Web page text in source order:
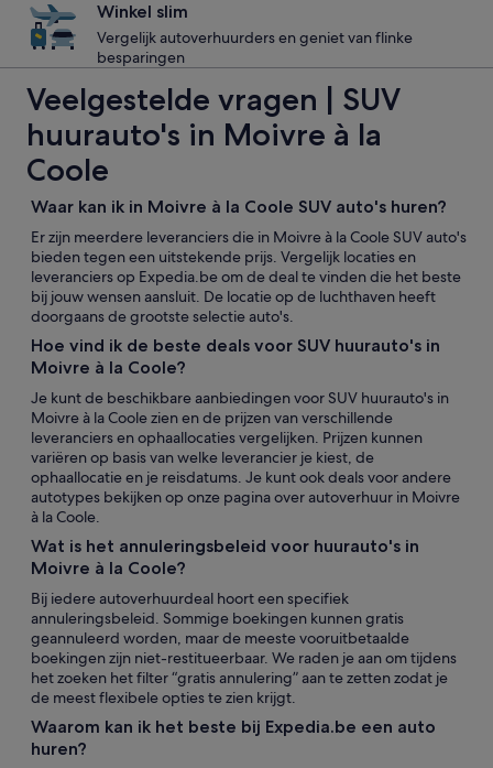
Winkel slim
Vergelijk autoverhuurders en geniet van flinke
besparingen
Veelgestelde vragen | SUV
huurauto's in Moivre à la
Coole
Waar kan ik in Moivre à la Coole SUV auto's huren?
Er zijn meerdere leveranciers die in Moivre à la Coole SUV auto's
bieden tegen een uitstekende prijs. Vergelijk locaties en
leveranciers op Expedia.be om de deal te vinden die het beste
bij jouw wensen aansluit. De locatie op de luchthaven heeft
doorgaans de grootste selectie auto's.
Hoe vind ik de beste deals voor SUV huurauto's in
Moivre à la Coole?
Je kunt de beschikbare aanbiedingen voor SUV huurauto's in
Moivre à la Coole zien en de prijzen van verschillende
leveranciers en ophaallocaties vergelijken. Prijzen kunnen
variëren op basis van welke leverancier je kiest, de
ophaallocatie en je reisdatums. Je kunt ook deals voor andere
autotypes bekijken op onze pagina over autoverhuur in Moivre
à la Coole.
Wat is het annuleringsbeleid voor huurauto's in
Moivre à la Coole?
Bij iedere autoverhuurdeal hoort een specifiek
annuleringsbeleid. Sommige boekingen kunnen gratis
geannuleerd worden, maar de meeste vooruitbetaalde
boekingen zijn niet-restitueerbaar. We raden je aan om tijdens
het zoeken het filter “gratis annulering” aan te zetten zodat je
de meest flexibele opties te zien krijgt.
Waarom kan ik het beste bij Expedia.be een auto
huren?